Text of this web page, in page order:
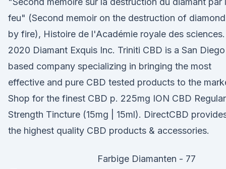
feu" (Second memoir on the destruction of diamond
by fire), Histoire de l'Académie royale des
2020 Diamant Exquis Inc. Triniti CBD is a San Diego
based company specializing in bringing the most
effective and pure CBD tested products to the
Shop for the finest CBD p. 225mg ION CBD Regular
Strength Tincture (15mg | 15ml). DirectCBD
the highest quality CBD products & accessories.
Farbige Diamanten - 77